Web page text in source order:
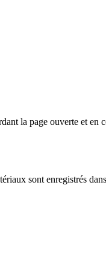
la page ouverte et en
sont enregistrés